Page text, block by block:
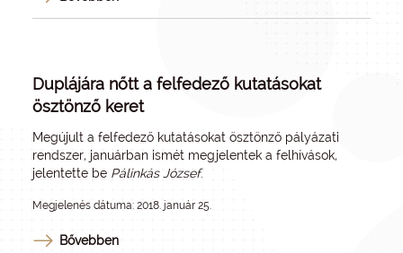
Duplájára nőtt a felfedező kutatásokat
ösztönző keret
Megújult a felfedező kutatásokat ösztönző pályázati
rendszer, januárban ismét megjelentek a felhívások,
jelentette be Pálinkás József.
Megjelenés dátuma: 2018. január 25.
Bővebben